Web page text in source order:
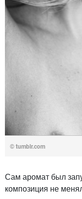
© tumblr.com
Сам аромат был
композиция не